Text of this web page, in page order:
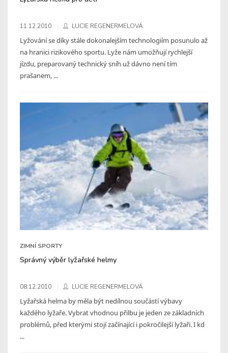
11.12.2010 LUCIE REGENERMELOVÁ
Lyžování se díky stále dokonalejším technologiím posunulo až
na hranici rizikového sportu. Lyže nám umožňují rychlejší
jízdu, preparovaný technický sníh už dávno není tím
prašanem, ...
ZIMNÍ SPORTY
Správný výběr lyžařské helmy
08.12.2010 LUCIE REGENERMELOVÁ
Lyžařská helma by měla být nedílnou součástí výbavy
každého lyžaře. Vybrat vhodnou přilbu je jeden ze základních
problémů, před kterými stojí začínající i pokročilejší lyžaři. I kd
...